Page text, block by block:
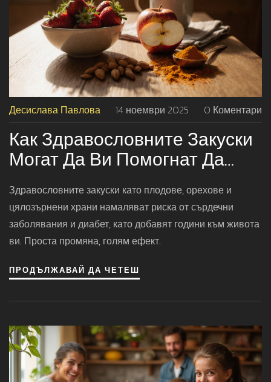
Десислава Павлова 14 ноември 2025 0 Коментари
Как Здравословните Закуски
Могат Да Ви Помогнат Да
Живеете По-Дълго
Здравословните закуски като плодове, орехове и
цялозърнени храни намаляват риска от сърдечни
заболявания и диабет, като добавят години към живота
ви. Проста промяна, голям ефект.
ПРОДЪЛЖАВАЙ ДА ЧЕТЕШ